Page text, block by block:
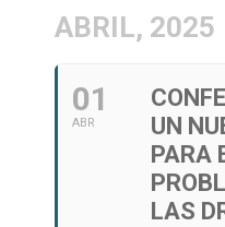
ABRIL, 2025
01
ABR
UN
PARA
LAS